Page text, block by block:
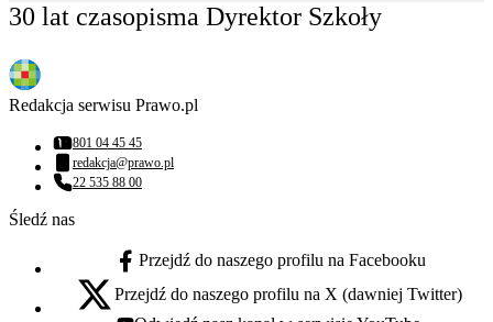
30 lat czasopisma Dyrektor Szkoły
Redakcja serwisu Prawo.pl
Numer telefonu:
801 04 45 45
Adres email:
redakcja@prawo.pl
Numer telefonu:
22 535 88 00
Śledź nas
facebook - otwiera się w nowej karcie
Przejdź do naszego profilu na Facebooku
x - otwiera się w nowej karcie
Przejdź do naszego profilu na X (dawniej Twitter)